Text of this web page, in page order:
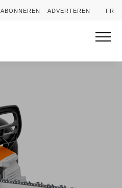
ABONNEREN ADVERTEREN FR